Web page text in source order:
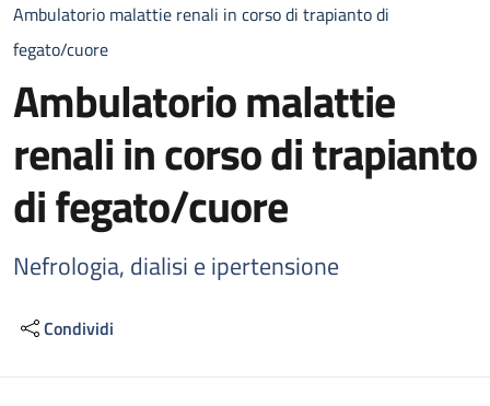
Ambulatorio malattie renali in corso di trapianto di
fegato/cuore
Ambulatorio malattie
renali in corso di trapianto
di fegato/cuore
Nefrologia, dialisi e ipertensione
Condividi